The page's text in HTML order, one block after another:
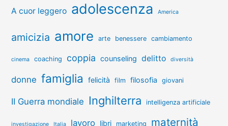
A cuor leggero adolescenza America
amicizia amore arte benessere cambiamento
cinema coaching coppia counseling delitto diversità
donne famiglia felicità film filosofia giovani
II Guerra mondiale Inghilterra intelligenza artificiale
investigazione Italia lavoro libri marketing maternità